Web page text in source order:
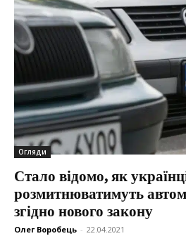
Огляди
Стало відомо, як
розмитнюватимуть
згідно нового закону
Олег Воробець - 22.04.2021